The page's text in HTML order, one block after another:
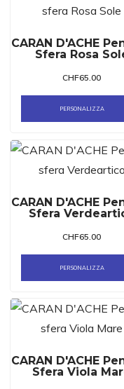
CARAN D'ACHE
Sfera Rosa
CHF65.00
PERSONALIZZA
CARAN D'ACHE
Sfera
CHF65.00
PERSONALIZZA
CARAN D'ACHE
Sfera Viola